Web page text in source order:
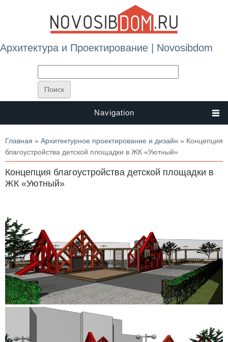
Архитектура и Проектирование | Novosibdom
Navigation
Вы здесь
Главная » Архитектурное проектирование и дизайн » Концепция
благоустройства детской площадки в ЖК «Уютный»
Концепция благоустройства детской площадки в
ЖК «Уютный»